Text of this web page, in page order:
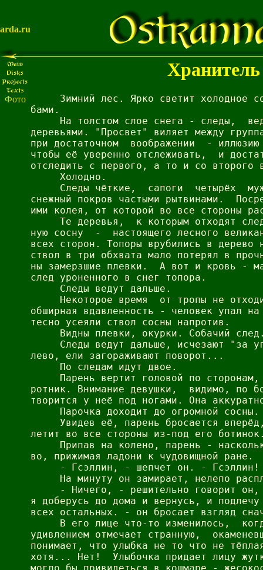
arda.ru
Фото
Зимний лес. Ярко светит холодное
бами.
На толстом слое снега - следы,
деревьями. "Просвет" виляет между
при достаточном  воображении  -
чтобы её уверенно отслеживать,  и
отследить с первого, а то и со второго
     Холодно.
Следы чёткие,  сапоги  четырёх
снежный покров частыми рытвинами.
ими колея, от которой во все стороны
Те деревья,  к которым отходят
ную сосну  -  настоящего лесного
всех сторон. Топоры врубились в
ствол в три обхвата мало потерял в
ны замерзшие плевки.  А вот и кровь -
след уроненного в снег топора.
     Следы ведут дальше.
Некоторое время  от тропы не
обширная вдавленность - человек упал
тесно усеяли ствол сосны напротив.
Видны плевки, окурки. Собачий
Следы ведут дальше, исчезают "за
лево, ели загораживают поворот...
     По следам идут двое.
Парень вертит головой по
ротник. Внимание девушки,  видимо, по
творится у неё под ногами. Она
     Парочка доходит до огромной сосны.
Увидев её, парень бросается
летит во все стороны из-под его
Припав на колено, парень -
во, прижимая ладони к чудовищной ране.
     - Гсэллин, - шепчет он. - Гсэллин!
На минуту он замирает, нелепо
- Ничего, - решительно говорит
я доберусь до дома и вернусь, и
всех остальных. - он бросает взгляд
В его лице что-то изменилось,
удивлением отмечает странную,
понимает, что улыбка не то что не
хотя... Нет!  Улыбочка придает лицу